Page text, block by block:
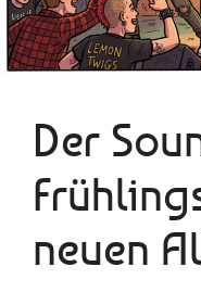
Der
neuen